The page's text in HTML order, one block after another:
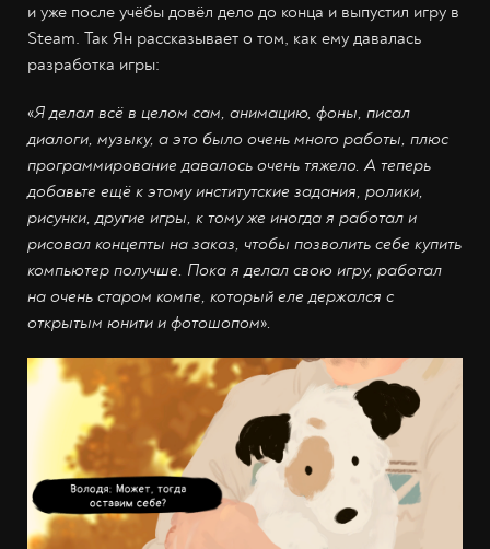
и уже после учёбы довёл дело до конца и выпустил игру в
Steam. Так Ян рассказывает о том, как ему давалась
разработка игры:
«Я делал всё в целом сам, анимацию, фоны, писал
диалоги, музыку, а это было очень много работы, плюс
программирование давалось очень тяжело. А теперь
добавьте ещё к этому институтские задания, ролики,
рисунки, другие игры, к тому же иногда я работал и
рисовал концепты на заказ, чтобы позволить себе купить
компьютер получше. Пока я делал свою игру, работал
на очень старом компе, который еле держался с
открытым юнити и фотошопом».